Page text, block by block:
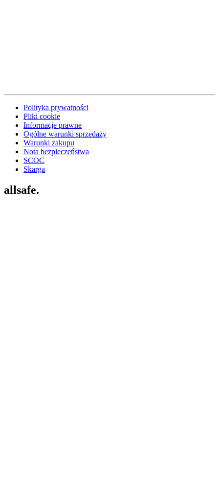
Polityka prywatności
Pliki cookie
Informacje prawne
Ogólne warunki sprzedaży
Warunki zakupu
Nota bezpieczeństwa
SCOC
Skarga
allsafe.